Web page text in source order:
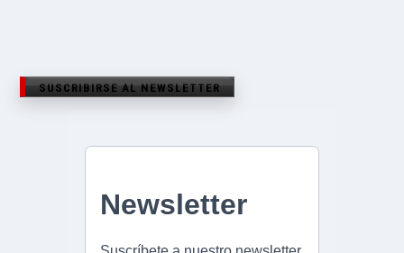
SUSCRIBIRSE AL NEWSLETTER